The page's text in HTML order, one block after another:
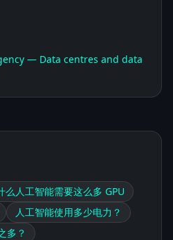
— Data centres and data
么人工智能需要这么多 GPU
人工智能使用多少电力？
多？